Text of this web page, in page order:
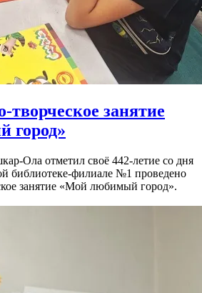
творческое занятие
город»
Ола отметил своё 442-летие со дня
библиотеке-филиале №1 проведено
занятие «Мой любимый город».